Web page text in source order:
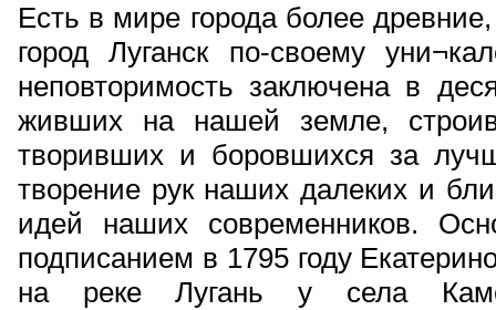
Есть в мире города более
город Луганск по-своему
неповторимость заключена в
живших на нашей земле,
творивших и боровшихся за
творение рук наших далеких и
идей наших современников.
подписанием в 1795 году
на реке Лугань у села